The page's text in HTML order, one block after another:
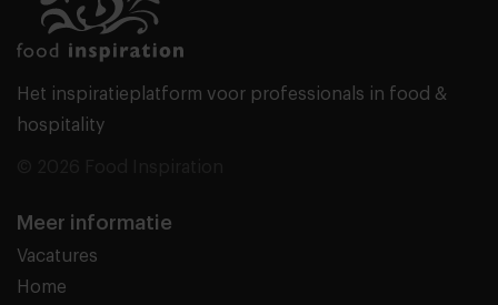
Het inspiratieplatform voor professionals in food &
hospitality
Meer informatie
Vacatures
Home